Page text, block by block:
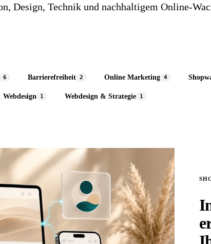
Design, Technik und nachhaltigem Online-
6 Barrierefreiheit 2 Online Marketing 4
1 Webdesign & Strategie 1